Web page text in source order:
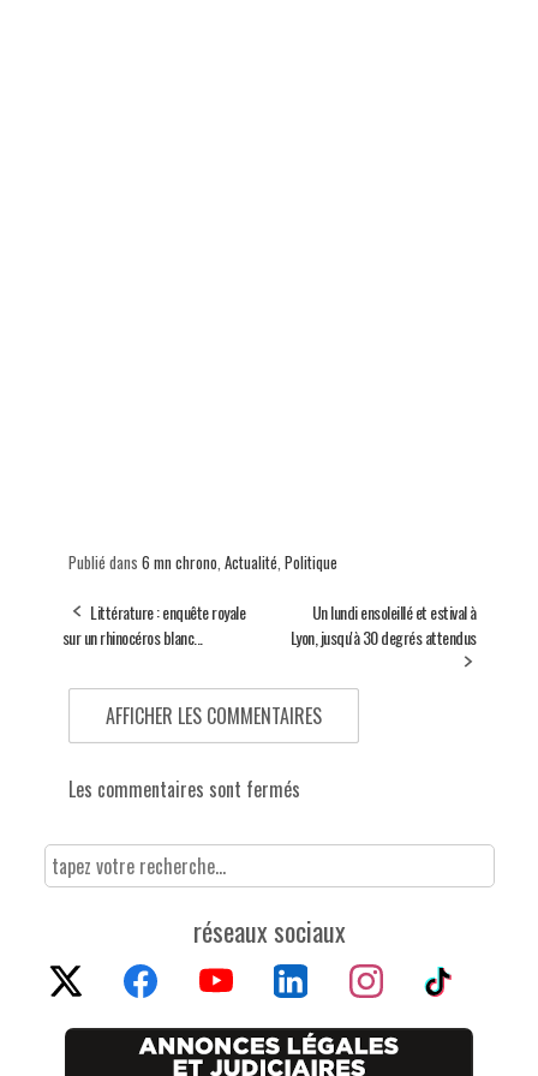
Publié dans 6 mn chrono Actualité Politique
Littérature : enquête royale
sur un rhinocéros blanc...
Un lundi ensoleillé et estival à
Lyon, jusqu'à 30 degrés attendus
AFFICHER LES COMMENTAIRES
Les commentaires sont fermés
réseaux sociaux